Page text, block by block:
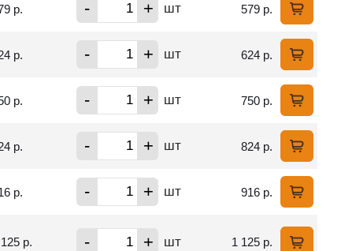
р. - + шт 579 р.
р. - + шт 624 р.
р. - + шт 750 р.
р. - + шт 824 р.
р. - + шт 916 р.
р. - + шт 1 125 р.